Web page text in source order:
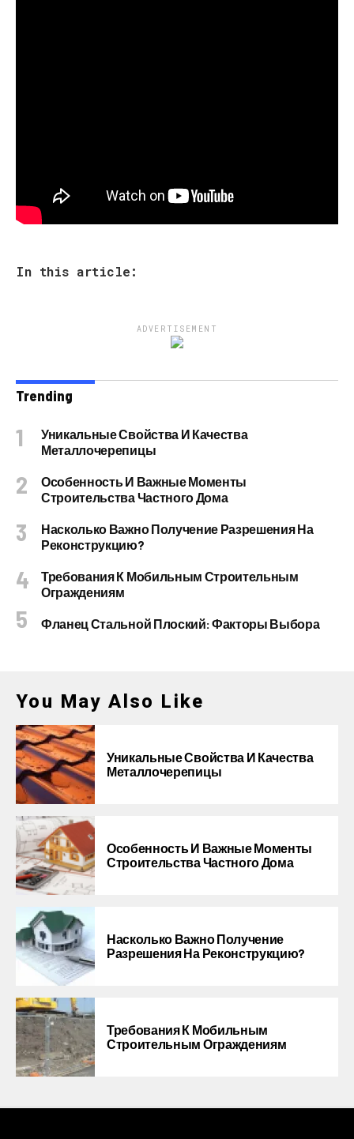
In this article:
ADVERTISEMENT
Trending
Уникальные Свойства И Качества
Металлочерепицы
Особенность И Важные Моменты
Строительства Частного Дома
Насколько Важно Получение Разрешения На
Реконструкцию?
Требования К Мобильным Строительным
Ограждениям
Фланец Стальной Плоский: Факторы Выбора
You May Also Like
Уникальные Свойства И Качества
Металлочерепицы
Особенность И Важные Моменты
Строительства Частного Дома
Насколько Важно Получение
Разрешения На Реконструкцию?
Требования К Мобильным
Строительным Ограждениям